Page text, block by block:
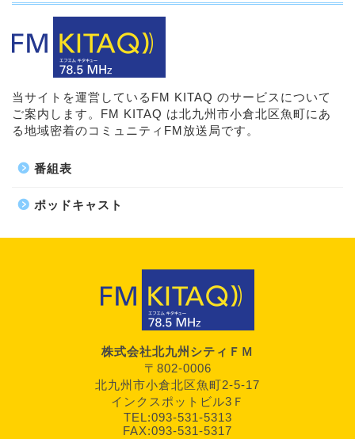
当サイトを運営しているFM KITAQ のサービスについて
ご案内します。FM KITAQ は北九州市小倉北区魚町にあ
る地域密着のコミュニティFM放送局です。
番組表
ポッドキャスト
株式会社北九州シティＦＭ
〒802-0006
北九州市小倉北区魚町2-5-17
インクスポットビル3Ｆ
TEL:093-531-5313
FAX:093-531-5317